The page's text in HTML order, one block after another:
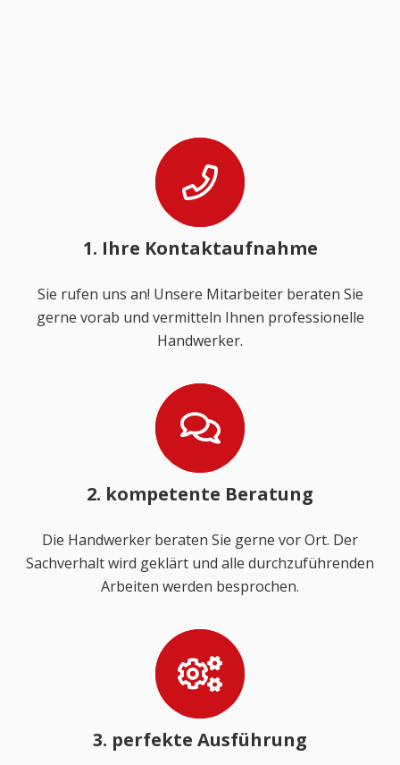
1. Ihre Kontaktaufnahme
Sie rufen uns an! Unsere Mitarbeiter beraten Sie
gerne vorab und vermitteln Ihnen professionelle
Handwerker.
2. kompetente Beratung
Die Handwerker beraten Sie gerne vor Ort. Der
Sachverhalt wird geklärt und alle durchzuführenden
Arbeiten werden besprochen.
3. perfekte Ausführung